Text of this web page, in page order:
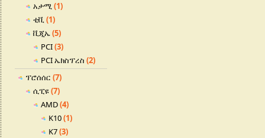
አታሚ(1)
ቲቪ (1)
ቪጂኤ(5)
PCI(3)
PCI ኤክስፕረስ (2)
ፕሮሰሰር (7)
ሲፒዩ(7)
AMD(4)
K10(1)
K7(3)